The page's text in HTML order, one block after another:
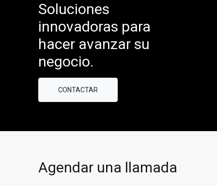
Soluciones
innovadoras para
hacer avanzar su
negocio.
CONTACTAR
Agendar una llamada